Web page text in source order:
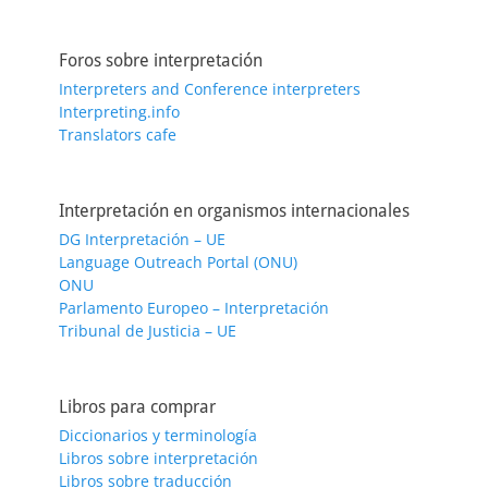
Foros sobre interpretación
Interpreters and Conference interpreters
Interpreting.info
Translators cafe
Interpretación en organismos internacionales
DG Interpretación – UE
Language Outreach Portal (ONU)
ONU
Parlamento Europeo – Interpretación
Tribunal de Justicia – UE
Libros para comprar
Diccionarios y terminología
Libros sobre interpretación
Libros sobre traducción